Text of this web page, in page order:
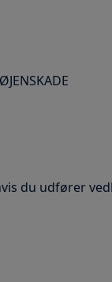
du udfører